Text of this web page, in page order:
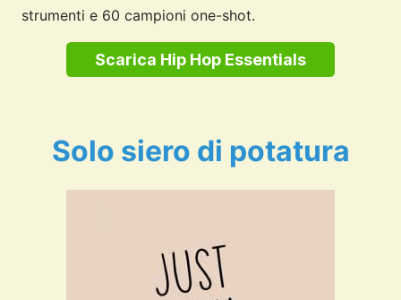
strumenti e 60 campioni one-shot.
Scarica Hip Hop Essentials
Solo siero di potatura